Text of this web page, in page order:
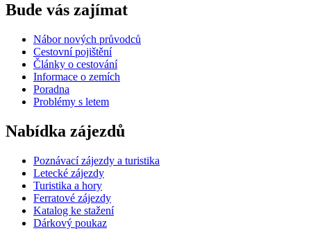
Bude vás zajímat
Nábor nových průvodců
Cestovní pojištění
Články o cestování
Informace o zemích
Poradna
Problémy s letem
Nabídka zájezdů
Poznávací zájezdy a turistika
Letecké zájezdy
Turistika a hory
Ferratové zájezdy
Katalog ke stažení
Dárkový poukaz